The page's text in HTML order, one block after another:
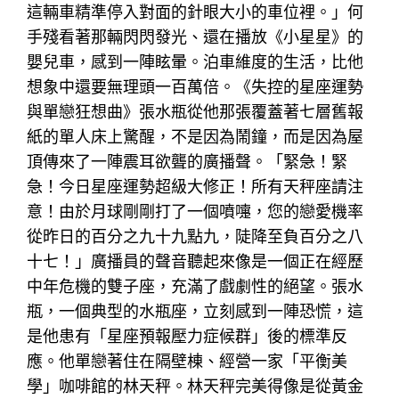
這輛車精準停入對面的針眼大小的車位裡。」何
手殘看著那輛閃閃發光、還在播放《小星星》的
嬰兒車，感到一陣眩暈。泊車維度的生活，比他
想象中還要無理頭一百萬倍。《失控的星座運勢
與單戀狂想曲》張水瓶從他那張覆蓋著七層舊報
紙的單人床上驚醒，不是因為鬧鐘，而是因為屋
頂傳來了一陣震耳欲聾的廣播聲。「緊急！緊
急！今日星座運勢超級大修正！所有天秤座請注
意！由於月球剛剛打了一個噴嚏，您的戀愛機率
從昨日的百分之九十九點九，陡降至負百分之八
十七！」廣播員的聲音聽起來像是一個正在經歷
中年危機的雙子座，充滿了戲劇性的絕望。張水
瓶，一個典型的水瓶座，立刻感到一陣恐慌，這
是他患有「星座預報壓力症候群」後的標準反
應。他單戀著住在隔壁棟、經營一家「平衡美
學」咖啡館的林天秤。林天秤完美得像是從黃金